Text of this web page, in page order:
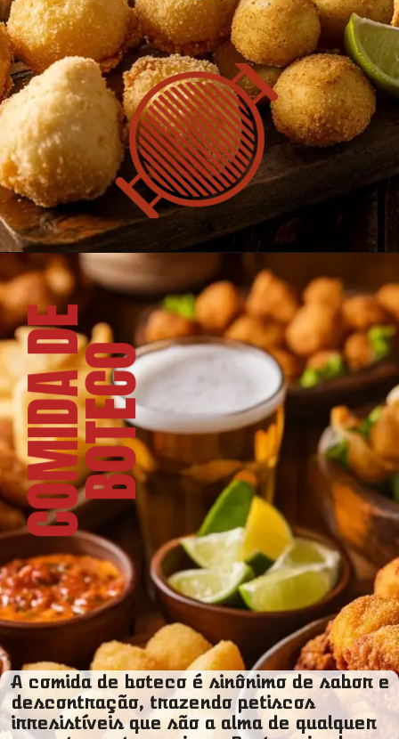
C
O
M
I
D
A
D
E
B
O
T
E
CO
A comida de boteco é sinônimo de sabor e
descontração, trazendo petiscos
irresistíveis que são a alma de qualquer